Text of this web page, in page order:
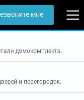
мне
домокомплекта.
и перегородок.